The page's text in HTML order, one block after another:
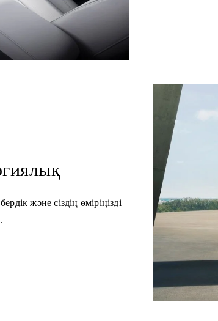
және сіздің өміріңізді